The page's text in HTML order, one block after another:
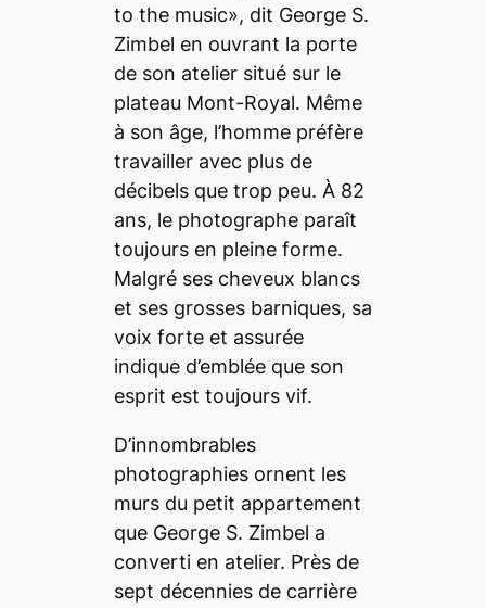
to the music», dit George S.
Zimbel en ouvrant la porte
de son atelier situé sur le
plateau Mont-Royal. Même
à son âge, l’homme préfère
travailler avec plus de
décibels que trop peu. À 82
ans, le photographe paraît
toujours en pleine forme.
Malgré ses cheveux blancs
et ses grosses barniques, sa
voix forte et assurée
indique d’emblée que son
esprit est toujours vif.
D’innombrables
photographies ornent les
murs du petit appartement
que George S. Zimbel a
converti en atelier. Près de
sept décennies de carrière